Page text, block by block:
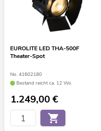
EUROLITE LED THA-500F
Theater-Spot
No. 41602180
Bestand reicht ca. 12 Wo.
1.249,00€